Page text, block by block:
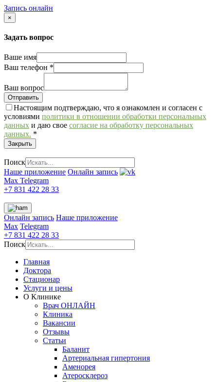
Запись онлайн
×
Задать вопрос
Ваше имя
Ваш телефон *
Ваш вопрос
Настоящим подтверждаю, что я ознакомлен и согласен с
условиями политики в отношении обработки персональных
данных и даю свое согласие на обработку персональных
данных. *
Закрыть
Поиск
Наше приложение Онлайн запись
Max Telegram
+7 831 422 28 33
Онлайн запись Наше приложение
Max Telegram
+7 831 422 28 33
Поиск
Главная
Доктора
Стационар
Услуги и цены
О Клинике
Врач ОНЛАЙН
Клиника
Вакансии
Отзывы
Статьи
Баланит
Артериальная гипертония
Аменорея
Атеросклероз